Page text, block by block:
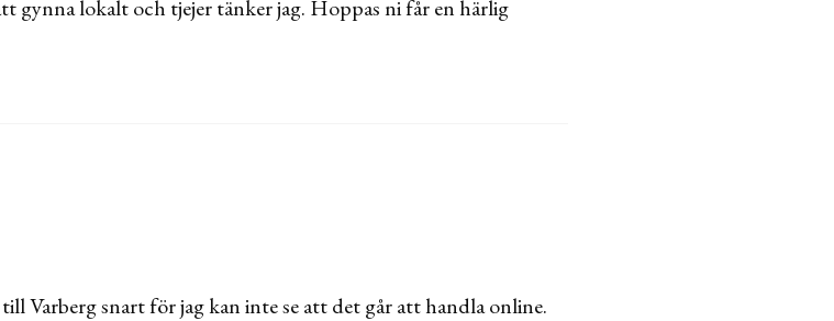
gynna lokalt och tjejer tänker jag. Hoppas ni får en härlig
Varberg snart för jag kan inte se att det går att handla online.